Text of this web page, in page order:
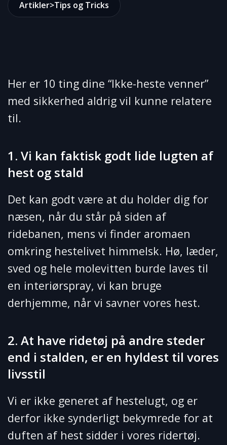
Artikler>Tips og Tricks
Her er 10 ting dine “Ikke-heste venner”
med sikkerhed aldrig vil kunne relatere
til.
1. Vi kan faktisk godt lide lugten af
hest og stald
Det kan godt være at du holder dig for
næsen, når du står på siden af
ridebanen, mens vi finder aromaen
omkring hestelivet himmelsk. Hø, læder,
sved og hele molevitten burde laves til
en interiørspray, vi kan bruge
derhjemme, når vi savner vores hest.
2. At have ridetøj på andre steder
end i stalden, er en hyldest til vores
livsstil
Vi er ikke generet af hestelugt, og er
derfor ikke synderligt bekymrede for at
duften af hest sidder i vores ridertøj.